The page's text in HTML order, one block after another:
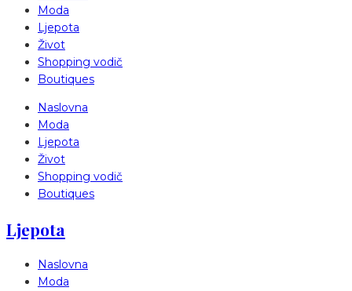
Moda
Ljepota
Život
Shopping vodič
Boutiques
Naslovna
Moda
Ljepota
Život
Shopping vodič
Boutiques
Ljepota
Naslovna
Moda